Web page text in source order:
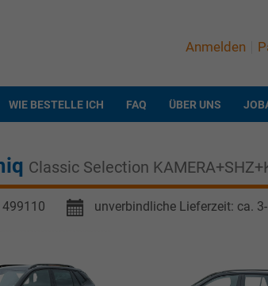
Anmelden
WIE BESTELLE ICH FAQ ÜBER UNS
Classic Selection
499110 unverbindliche Lieferzeit: ca.